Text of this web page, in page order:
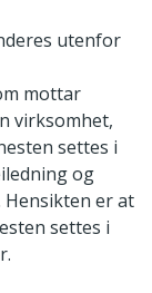
utenfor
mottar
virksomhet,
settes i
og
er at
settes i